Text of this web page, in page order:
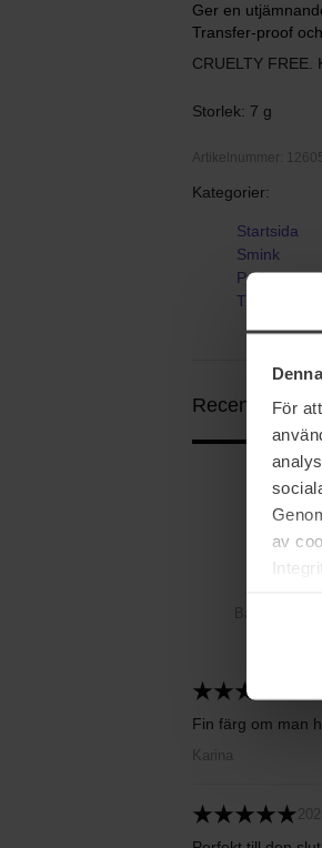
För
av
Ger en
Transfer-proof
CRUELTY FREE.
Storlek: 7 g
Artikelnummer:
Kategorier:
Startsida
Smink
Puder
The No
Recensioner
Fin färg om man
Karina